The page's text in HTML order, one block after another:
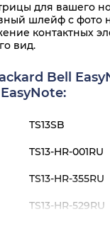
для вашего
шлейф с фото
контактных
вид.
Bell
TS13SB
TS13-HR-001RU
TS13-HR-355RU
TS13-HR-529RU